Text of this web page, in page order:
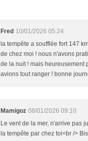
Fred 10/01/2026 05:24
la tempête a soufflée fort 147
de chez moi ! nous n'avons
de la nuit ! mais heureusement
avions tout ranger ! bonne
Mamigoz 08/01/2026 09:10
Le vent de la mer, n'arrive pas
la tempête par chez toi<br />